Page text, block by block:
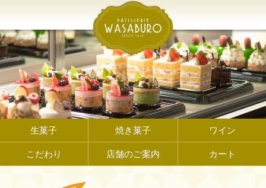
生菓子 焼き菓子 ワイン
こだわり 店舗のご案内 カート